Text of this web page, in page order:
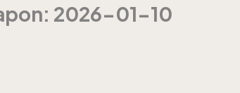
2026-01-10